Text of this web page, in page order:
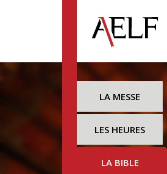
LA MESSE
LES HEURES
LA BIBLE